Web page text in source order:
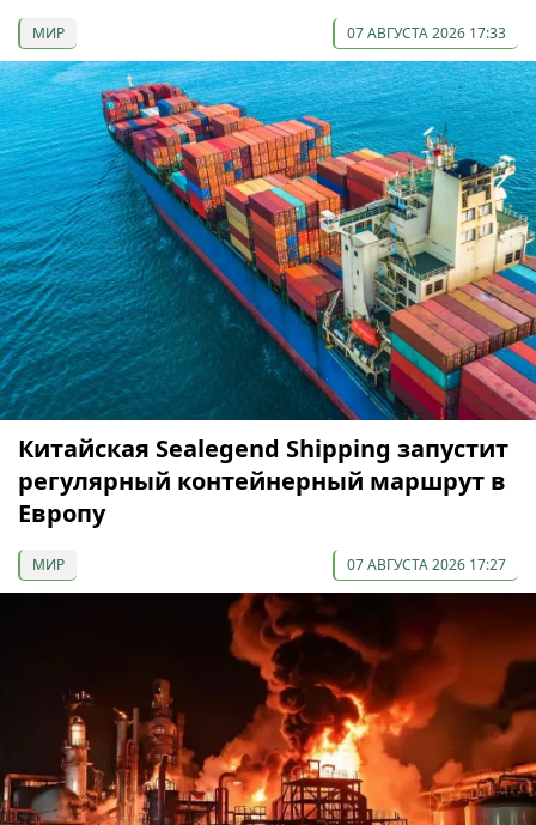
МИР 07 АВГУСТА 2026 17:33
Китайская Sealegend Shipping запустит
регулярный контейнерный маршрут в
Европу
МИР 07 АВГУСТА 2026 17:27